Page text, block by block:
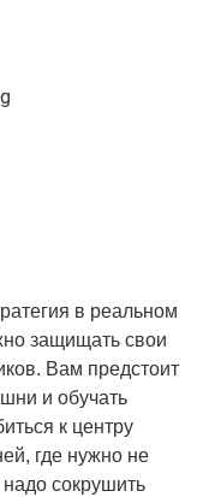
в реальном
защищать свои
Вам предстоит
и обучать
к центру
где нужно не
надо сокрушить